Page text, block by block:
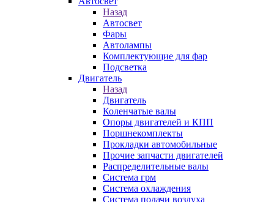
Назад
Автосвет
Фары
Автолампы
Комплектующие для фар
Подсветка
Двигатель
Назад
Двигатель
Коленчатые валы
Опоры двигателей и КПП
Поршнекомплекты
Прокладки автомобильные
Прочие запчасти двигателей
Распределительные валы
Система грм
Система охлаждения
Система подачи воздуха